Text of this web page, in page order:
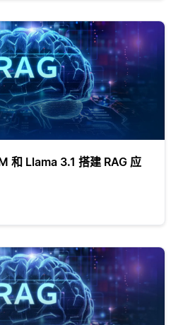
和 Llama 3.1 搭建 RAG 应